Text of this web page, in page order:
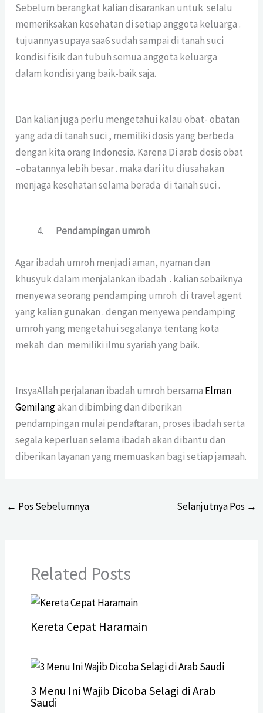
Sebelum berangkat kalian disarankan untuk selalu
memeriksakan kesehatan di setiap anggota keluarga .
tujuannya supaya saa6 sudah sampai di tanah suci
kondisi fisik dan tubuh semua anggota keluarga
dalam kondisi yang baik-baik saja.
Dan kalian juga perlu mengetahui kalau obat- obatan
yang ada di tanah suci , memiliki dosis yang berbeda
dengan kita orang Indonesia. Karena Di arab dosis obat
–obatannya lebih besar . maka dari itu diusahakan
menjaga kesehatan selama berada di tanah suci .
Pendampingan umroh
Agar ibadah umroh menjadi aman, nyaman dan
khusyuk dalam menjalankan ibadah . kalian sebaiknya
menyewa seorang pendamping umroh di travel agent
yang kalian gunakan . dengan menyewa pendamping
umroh yang mengetahui segalanya tentang kota
mekah dan memiliki ilmu syariah yang baik.
InsyaAllah perjalanan ibadah umroh bersama Elman
Gemilangakan dibimbing dan diberikan
pendampingan mulai pendaftaran, proses ibadah serta
segala keperluan selama ibadah akan dibantu dan
diberikan layanan yang memuaskan bagi setiap jamaah.
← Pos Sebelumnya Selanjutnya Pos →
Related Posts
Kereta Cepat Haramain
3 Menu Ini Wajib Dicoba Selagi di Arab
Saudi